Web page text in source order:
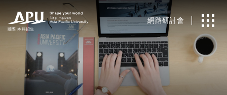
國際 本科招生
網路研討會